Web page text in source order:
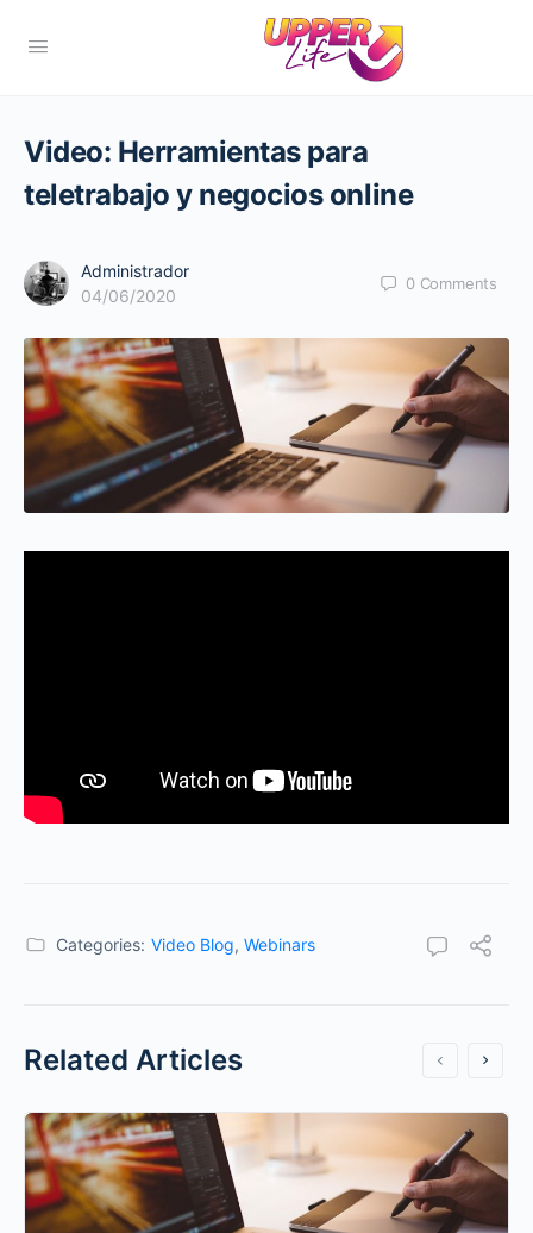
Video: Herramientas para
teletrabajo y negocios online
Administrador
04/06/2020
0 Comments
Categories: Video Blog, Webinars
Related Articles